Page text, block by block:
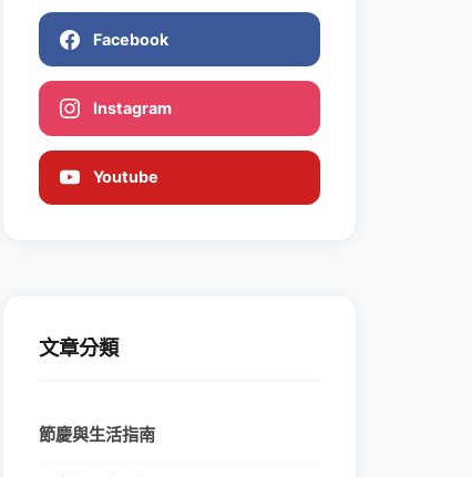
Facebook
Instagram
Youtube
文章分類
節慶與生活指南